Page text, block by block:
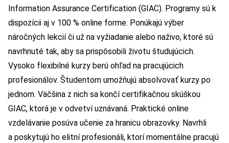
Information Assurance Certification (GIAC). Programy sú k
dispozícii aj v 100 % online forme. Ponúkajú výber
náročných lekcií či už na vyžiadanie alebo naživo, ktoré sú
navrhnuté tak, aby sa prispôsobili životu študujúcich.
Vysoko flexibilné kurzy berú ohľad na pracujúcich
profesionálov. Študentom umožňujú absolvovať kurzy po
jednom. Väčšina z nich sa končí certifikačnou skúškou
GIAC, ktorá je v odvetví uznávaná. Praktické online
vzdelávanie posúva učenie za hranicu obrazovky. Navrhli
a poskytujú ho elitní profesionáli, ktorí momentálne pracujú